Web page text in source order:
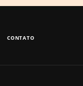
CONTATO